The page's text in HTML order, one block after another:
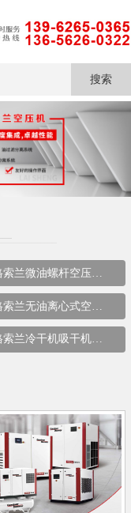
索兰微油螺杆空压…
索兰无油离心式空…
索兰冷干机吸干机…